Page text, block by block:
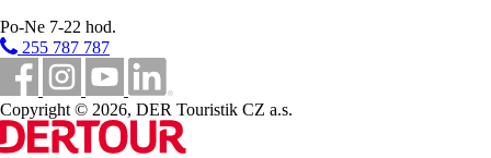
Po-Ne 7-22 hod.
255 787 787
Copyright © 2026, DER Touristik CZ a.s.